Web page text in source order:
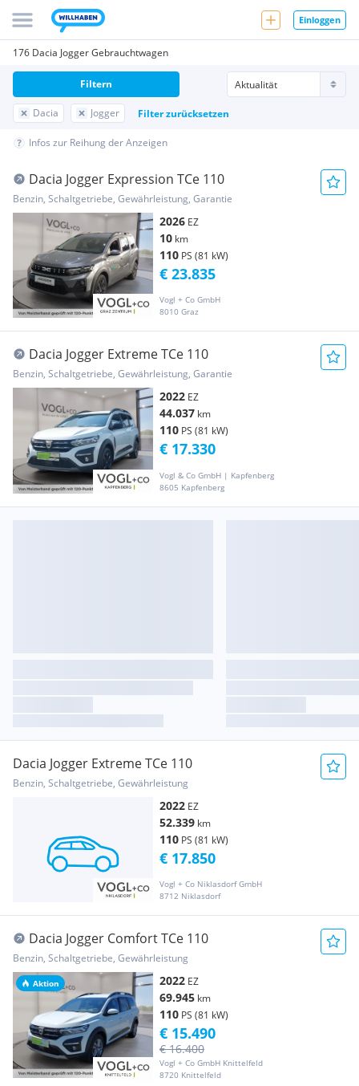
Einloggen
176 Dacia Jogger Gebrauchtwagen
Dacia Jogger Filter zurücksetzen
Filtern
Infos zur Reihung der Anzeigen
Dacia Jogger Expression TCe 110
Benzin, Schaltgetriebe, Gewährleistung, Garantie
2026 EZ
10 km
110 PS (81 kW)
Vogl + Co GmbH
8010 Graz
€ 23.835
Dacia Jogger Extreme TCe 110
Benzin, Schaltgetriebe, Gewährleistung, Garantie
2022 EZ
44.037 km
110 PS (81 kW)
Vogl & Co GmbH | Kapfenberg
8605 Kapfenberg
€ 17.330
Dacia Jogger Extreme TCe 110
Benzin, Schaltgetriebe, Gewährleistung
2022 EZ
52.339 km
110 PS (81 kW)
Vogl + Co Niklasdorf GmbH
8712 Niklasdorf
€ 17.850
Aktion
Dacia Jogger Comfort TCe 110
Benzin, Schaltgetriebe, Gewährleistung
2022 EZ
69.945 km
110 PS (81 kW)
Vogl + Co GmbH Knittelfeld
8720 Knittelfeld
€ 16.400
€ 15.490